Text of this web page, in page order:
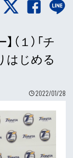
１）「チ
はじめる
2022/01/28